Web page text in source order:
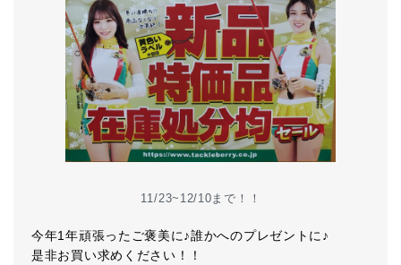
11/23~12/10まで！！
今年1年頑張ったご褒美に♪誰かへのプレゼントに♪
是非お買い求めください！！